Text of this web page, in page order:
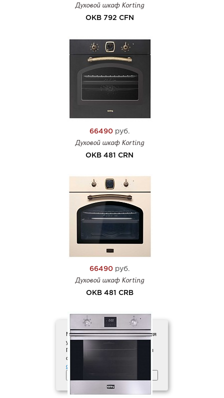
Духовой шкаф Korting
OKB 792 CFN
66490 руб.
Духовой шкаф Korting
OKB 481 CRN
66490 руб.
Духовой шкаф Korting
OKB 481 CRB
Мы используем файлы cookies для
улучшения работы сайта.
Продолжая использовать сайт, вы
соглашаетесь с
обработки персональных данных